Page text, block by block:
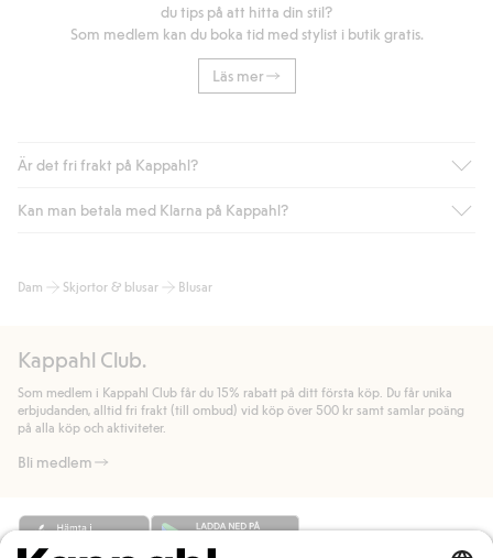
du tips på att hitta din stil?
Som medlem kan du boka tid med stylist i butik gratis.
Läs mer
Är det fri frakt på Kappahl?
Är du medlem i Kappahl Club har du alltid gratis frakt till butik
automatik efter du loggat in och identifierats som medlem.
handlar för.
Läs mer
Kan man betala med Klarna på Kappahl?
bland annat faktura och swish men även andra betalningssätt.
allmänna villkor.
Läs mer
Dam Skjortor & blusar Blusar
Kappahl Club.
Som medlem i Kappahl Club får du 15% rabatt på ditt första köp. Du får unika
erbjudanden, alltid fri frakt (till ombud) vid köp över 500 kr samt samlar poäng
på alla köp och aktiviteter.
Bli medlem